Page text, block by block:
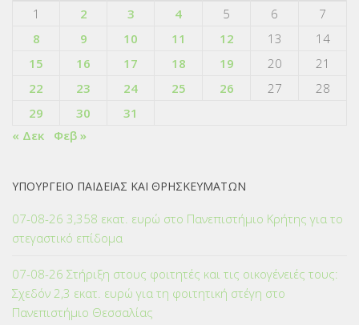
1
2 3 4 5 6
7
8
9 10 11 12 13
14
15
16 17 18 19 20
21
22
23 24 25 26 27
28
29
30
31
« Δεκ
Φεβ »
ΥΠΟΥΡΓΕΙΟ ΠΑΙΔΕΙΑΣ ΚΑΙ ΘΡΗΣΚΕΥΜΑΤΩΝ
07-08-26 3,358 εκατ. ευρώ στο Πανεπιστήμιο Κρήτης για το
στεγαστικό επίδομα
07-08-26 Στήριξη στους φοιτητές και τις οικογένειές τους:
Σχεδόν 2,3 εκατ. ευρώ για τη φοιτητική στέγη στο
Πανεπιστήμιο Θεσσαλίας